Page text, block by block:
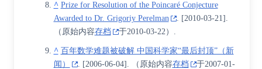
^ Prize for Resolution of the Poincaré Conjecture
Awarded to Dr. Grigoriy Perelman
. [2010-03-21 ]
（原始内容存档 于2010-03-22）.
^ 百年数学难题被破解 中国科学家“最后封顶”（新
闻）
. [2006-06-04] . （原始内容存档
于2007-01-